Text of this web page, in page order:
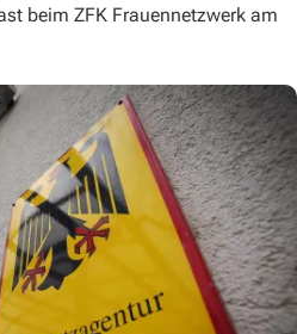
beim ZFK Frauennetzwerk am